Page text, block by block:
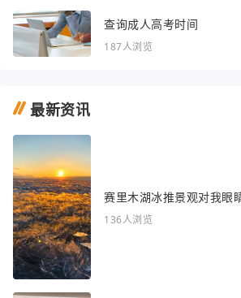
查询成人高考时间
187人浏览
最新资讯
赛里木湖冰推景观对我眼
136人浏览